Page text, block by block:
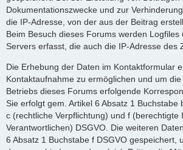
Dokumentationszwecke und zur
die IP-Adresse, von der aus der Beitrag
Beim Besuch dieses Forums werden
Servers erfasst, die auch die IP-Adresse des
Die Erhebung der Daten im Kontaktformular
Kontaktaufnahme zu ermöglichen und um
Betriebs dieses Forums erfolgende
Sie erfolgt gem. Artikel 6 Absatz 1 Buchstabe
c (rechtliche Verpflichtung) und f (berechtigte
Verantwortlichen) DSGVO. Die weiteren
6 Absatz 1 Buchstabe f DSGVO gespeichert,